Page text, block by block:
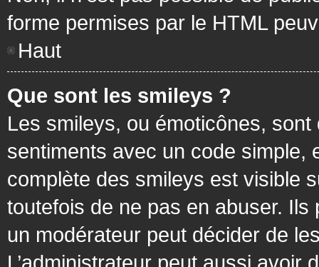
forme permises par le HTML
Haut
Que sont les smileys ?
Les smileys, ou émoticônes,
sentiments avec un code simple,
complète des smileys est visible
toutefois de ne pas en abuser.
un modérateur peut décider de